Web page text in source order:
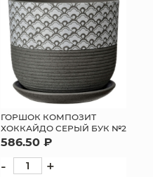
ГОРШОК КОМПОЗИТ
ХОККАЙДО СЕРЫЙ БУК №2
586.50 ₽
- +